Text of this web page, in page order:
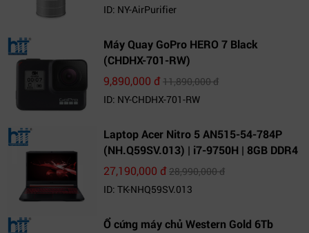
ID: NY-AirPurifier
Máy Quay GoPro HERO 7 Black
(CHDHX-701-RW)
9,890,000 đ11,890,000 đ
ID: NY-CHDHX-701-RW
Laptop Acer Nitro 5 AN515-54-784P
(NH.Q59SV.013) | i7-9750H | 8GB DDR4
| 1TB HDD | GeForce GTX 1650 4GB |
27,190,000 đ28,990,000 đ
ID: TK-NHQ59SV.013
Ổ cứng máy chủ Western Gold 6Tb